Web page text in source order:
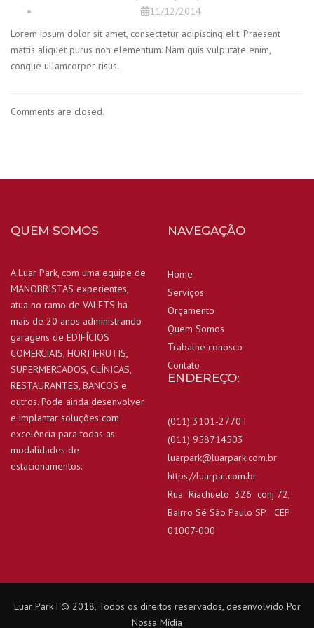
11/12/2014
Lorem ipsum dolor sit amet, consectetur adipiscing elit. Praesent
mattis aliquet purus non elementum. Nam quis vulputate enim,
congue ullamcorper risus.
Comments are closed.
QUEM SOMOS
A Luar Park, com uma equipe de
MANOBRISTAS experientes,
atua no ramo de VALETS há
mais de 20 anos administrando
garagens de EDIFÍCIOS
COMERCIAIS, HORTIFRUTIS,
SUPERMERCADOS, CLÍNICAS,
RESTAURANTES, BANCOS e
outros. Pode ainda desenvolver
e implantar soluções com
excelência para todas as
modalidades de
estacionamentos.
NAVEGAÇÃO
Home
Serviços
Orçamento
Quem Somos
Trabalhe conosco
Contato
ENDEREÇO:
(011) 3101-2770 |
(011) 958714503
luarpark@luarpark.com.br
https://luarpar.com.br
Rua Riachuelo 326 conj 72,
Bairro Sé São Paulo SP CEP
01007-000
Luar Park | © 2018, Todos os direitos reservados, desenvolvido Por
Nossa Mídia